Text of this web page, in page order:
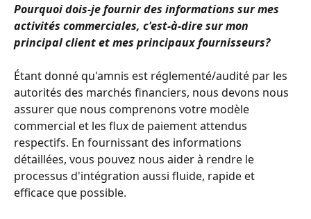
Pourquoi dois-je fournir des informations sur mes
activités commerciales, c'est-à-dire sur mon
principal client et mes principaux fournisseurs?
Étant donné qu'amnis est réglementé/audité par les
autorités des marchés financiers, nous devons nous
assurer que nous comprenons votre modèle
commercial et les flux de paiement attendus
respectifs. En fournissant des informations
détaillées, vous pouvez nous aider à rendre le
processus d'intégration aussi fluide, rapide et
efficace que possible.